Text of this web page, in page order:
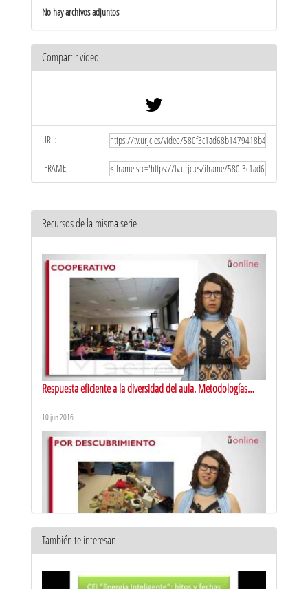
No hay archivos adjuntos
Compartir vídeo
URL:
IFRAME:
Recursos de la misma serie
Respuesta eficiente a la diversidad del aula. Metodologías
10 jun 2016
activas de aprendizaje: aprendizaje por descubrimiento
También te interesan